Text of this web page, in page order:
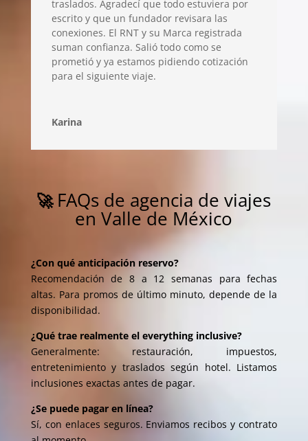
traslados. Agradecí que todo estuviera por
escrito y que un fundador revisara las
conexiones. El RNT y su Marca registrada
suman confianza. Salió todo como se
prometió y ya estamos pidiendo cotización
para el siguiente viaje.
Karina
🚀 FAQs de agencia de viajes
en Valle de México
¿Con qué anticipación reservo?
Recomendación de 8 a 12 semanas para fechas
altas. Para promos de último minuto, depende de la
disponibilidad.
¿Qué trae realmente el everything inclusive?
Generalmente: restauración, impuestos,
entretenimiento y traslados según hotel. Listamos
inclusiones exactas antes de pagar.
¿Se puede pagar en línea?
Sí, con enlaces seguros. Enviamos recibos y contrato